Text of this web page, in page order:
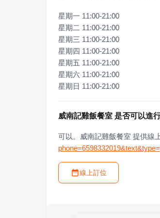
星期一 11:00-21:00
星期二 11:00-21:00
星期三 11:00-21:00
星期四 11:00-21:00
星期五 11:00-21:00
星期六 11:00-21:00
星期日 11:00-21:00
威南記雞飯餐室 是否可以進
可以。威南記雞飯餐室 提供線
線上訂位